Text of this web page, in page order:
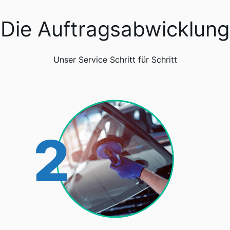
Die Auftragsabwicklung
Unser Service Schritt für Schritt
2